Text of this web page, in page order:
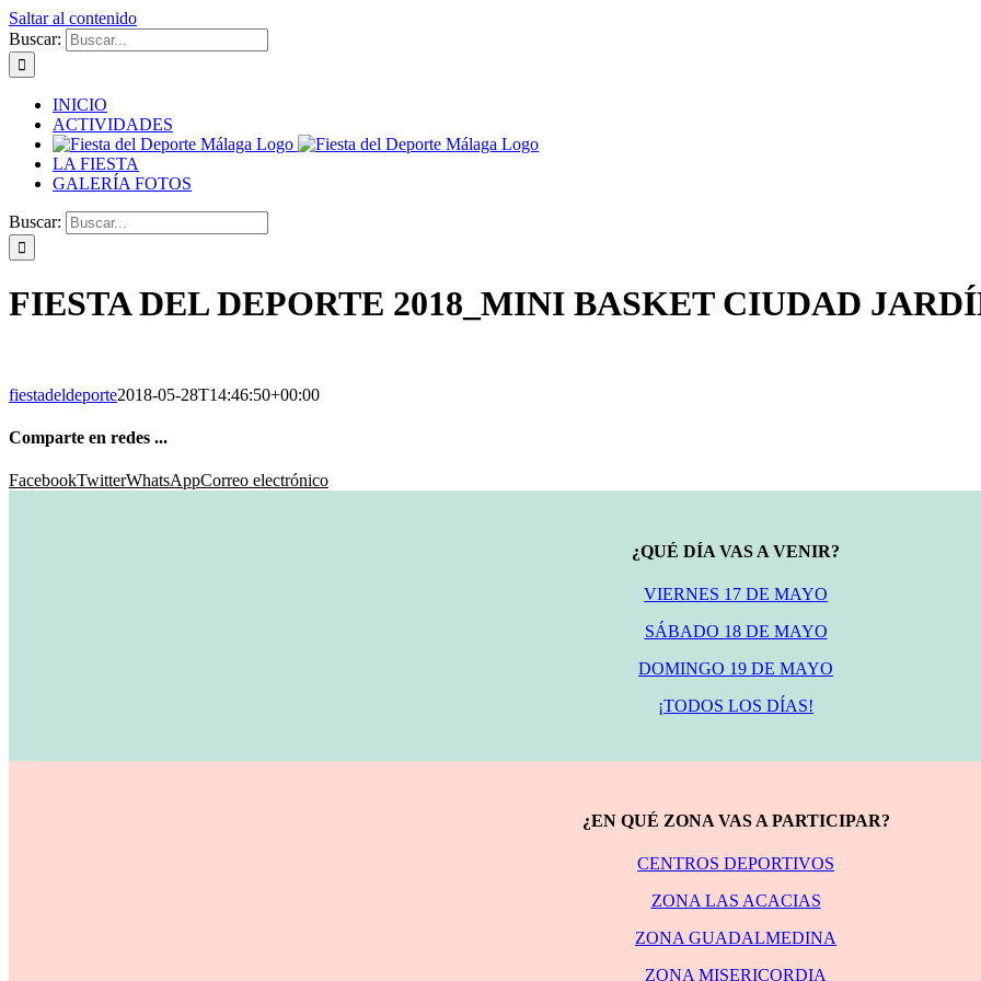
Saltar al contenido
Buscar:
INICIO
ACTIVIDADES
LA FIESTA
GALERÍA FOTOS
Buscar:
FIESTA DEL DEPORTE 2018_MINI BASKET CIUDAD
fiestadeldeporte2018-05-28T14:46:50+00:00
Comparte en redes ...
FacebookTwitterWhatsAppCorreo electrónico
¿QUÉ DÍA VAS A VENIR?
VIERNES 17 DE MAYO
SÁBADO 18 DE MAYO
DOMINGO 19 DE MAYO
¡TODOS LOS DÍAS!
¿EN QUÉ ZONA VAS A PARTICIPAR?
CENTROS DEPORTIVOS
ZONA LAS ACACIAS
ZONA GUADALMEDINA
ZONA MISERICORDIA